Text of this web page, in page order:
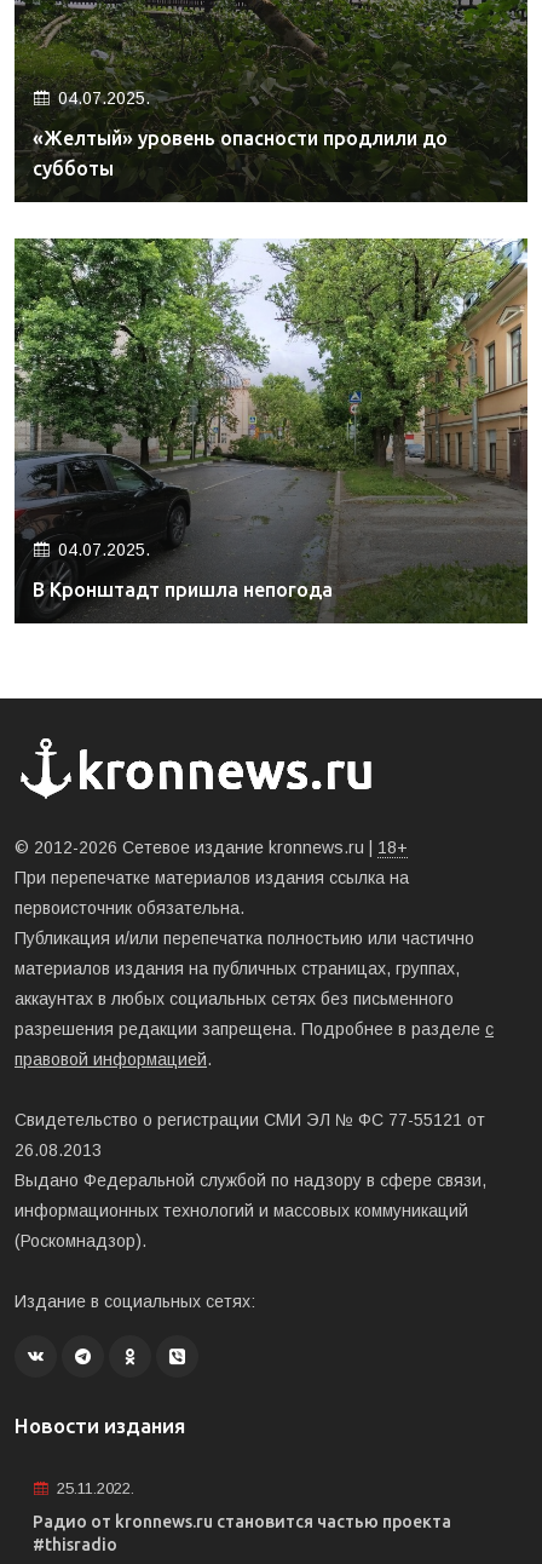
04.07.2025.
«Желтый» уровень опасности продлили до
субботы
04.07.2025.
В Кронштадт пришла непогода
© 2012-2026 Сетевое издание kronnews.ru | 18+
При перепечатке материалов издания ссылка на
первоисточник обязательна.
Публикация и/или перепечатка полностьию или частично
материалов издания на публичных страницах, группах,
аккаунтах в любых социальных сетях без письменного
разрешения редакции запрещена. Подробнее в разделе с
правовой информацией.
Свидетельство о регистрации СМИ ЭЛ № ФС 77-55121 от
26.08.2013
Выдано Федеральной службой по надзору в сфере связи,
информационных технологий и массовых коммуникаций
(Роскомнадзор).
Издание в социальных сетях:
Новости издания
25.11.2022.
Радио от kronnews.ru становится частью проекта
#thisradio